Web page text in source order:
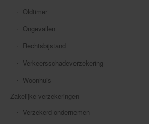
Oldtimer
Ongevallen
Rechtsbijstand
Verkeersschadeverzekering
Woonhuis
Zakelijke verzekeringen
Verzekerd ondernemen